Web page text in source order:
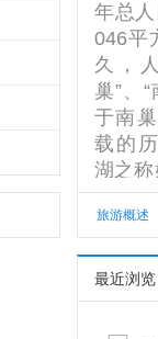
年总
046平
久，
巢”、
于南
载的
湖之
巢县
湖市
地级
巢湖
2011
旅游概述
最近浏览